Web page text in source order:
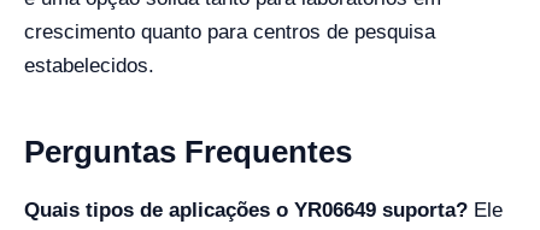
crescimento quanto para centros de pesquisa
estabelecidos.
Perguntas Frequentes
Quais tipos de aplicações o YR06649 suporta? Ele